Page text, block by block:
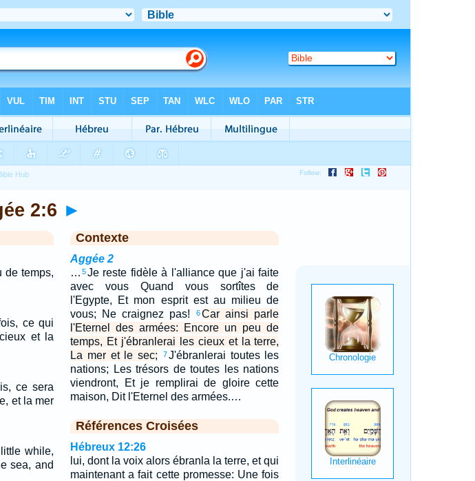
2:6 ►
de temps,
ce qui
et la
ce sera
et la mer
while,
sea, and
Contexte
Aggée 2
… 5Je reste fidèle à l'alliance que j'ai faite
avec vous Quand vous sortîtes de
l'Egypte, Et mon esprit est au milieu de
vous; Ne craignez pas!
6Car ainsi parle
l'Eternel des armées: Encore un peu de
temps, Et j'ébranlerai les cieux et la terre,
La mer et le sec;
7J'ébranlerai toutes les
nations; Les trésors de toutes les nations
viendront, Et je remplirai de gloire cette
maison, Dit l'Eternel des armées.…
Références Croisées
Hébreux 12:26
lui, dont la voix alors ébranla la terre, et qui
maintenant a fait cette promesse: Une fois